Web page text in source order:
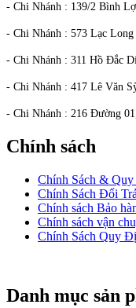
- Chi Nhánh : 139/2 Bình
- Chi Nhánh : 573 Lạc Long
- Chi Nhánh : 311 Hồ Đắc
- Chi Nhánh : 417 Lê Văn
- Chi Nhánh : 216 Đường
Chính sách
Chính Sách &
Chính Sách Đổi Trả
Chính sách Bảo
Chính sách vận
Chính Sách Quy
Danh mục sản